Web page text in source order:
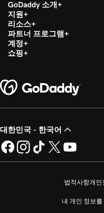
GoDaddy 소개
지원
리소스
파트너 프로그램
계정
쇼핑
대한민국 - 한국어
법적사항개인
내 개인 정보를